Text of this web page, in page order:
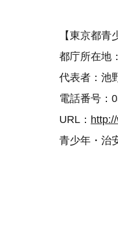
【東京都
都庁所在地
代表者：池
電話番号：
URL：
青少年・治